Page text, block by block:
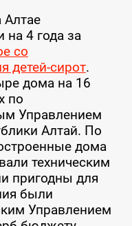
Алтае
на 4 года за
со
детей-сирот.
дома на 16
по
Управлением
Алтай. По
дома
техническим
пригодны для
были
Управлением